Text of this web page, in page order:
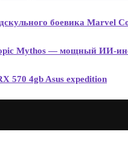
боевика Marvel
Mythos — мощный ИИ-
570 4gb Asus expedition